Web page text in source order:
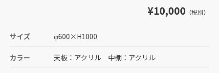
¥10,000 （税別）
サイズ φ600×H1000
カラー 天板：アクリル 中棚：アクリル